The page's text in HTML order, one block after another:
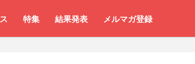
特集 結果発表 メルマガ登録